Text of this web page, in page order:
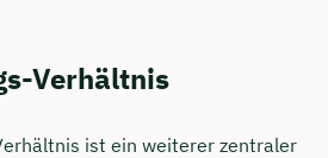
Verhältnis
ist ein weiterer zentraler